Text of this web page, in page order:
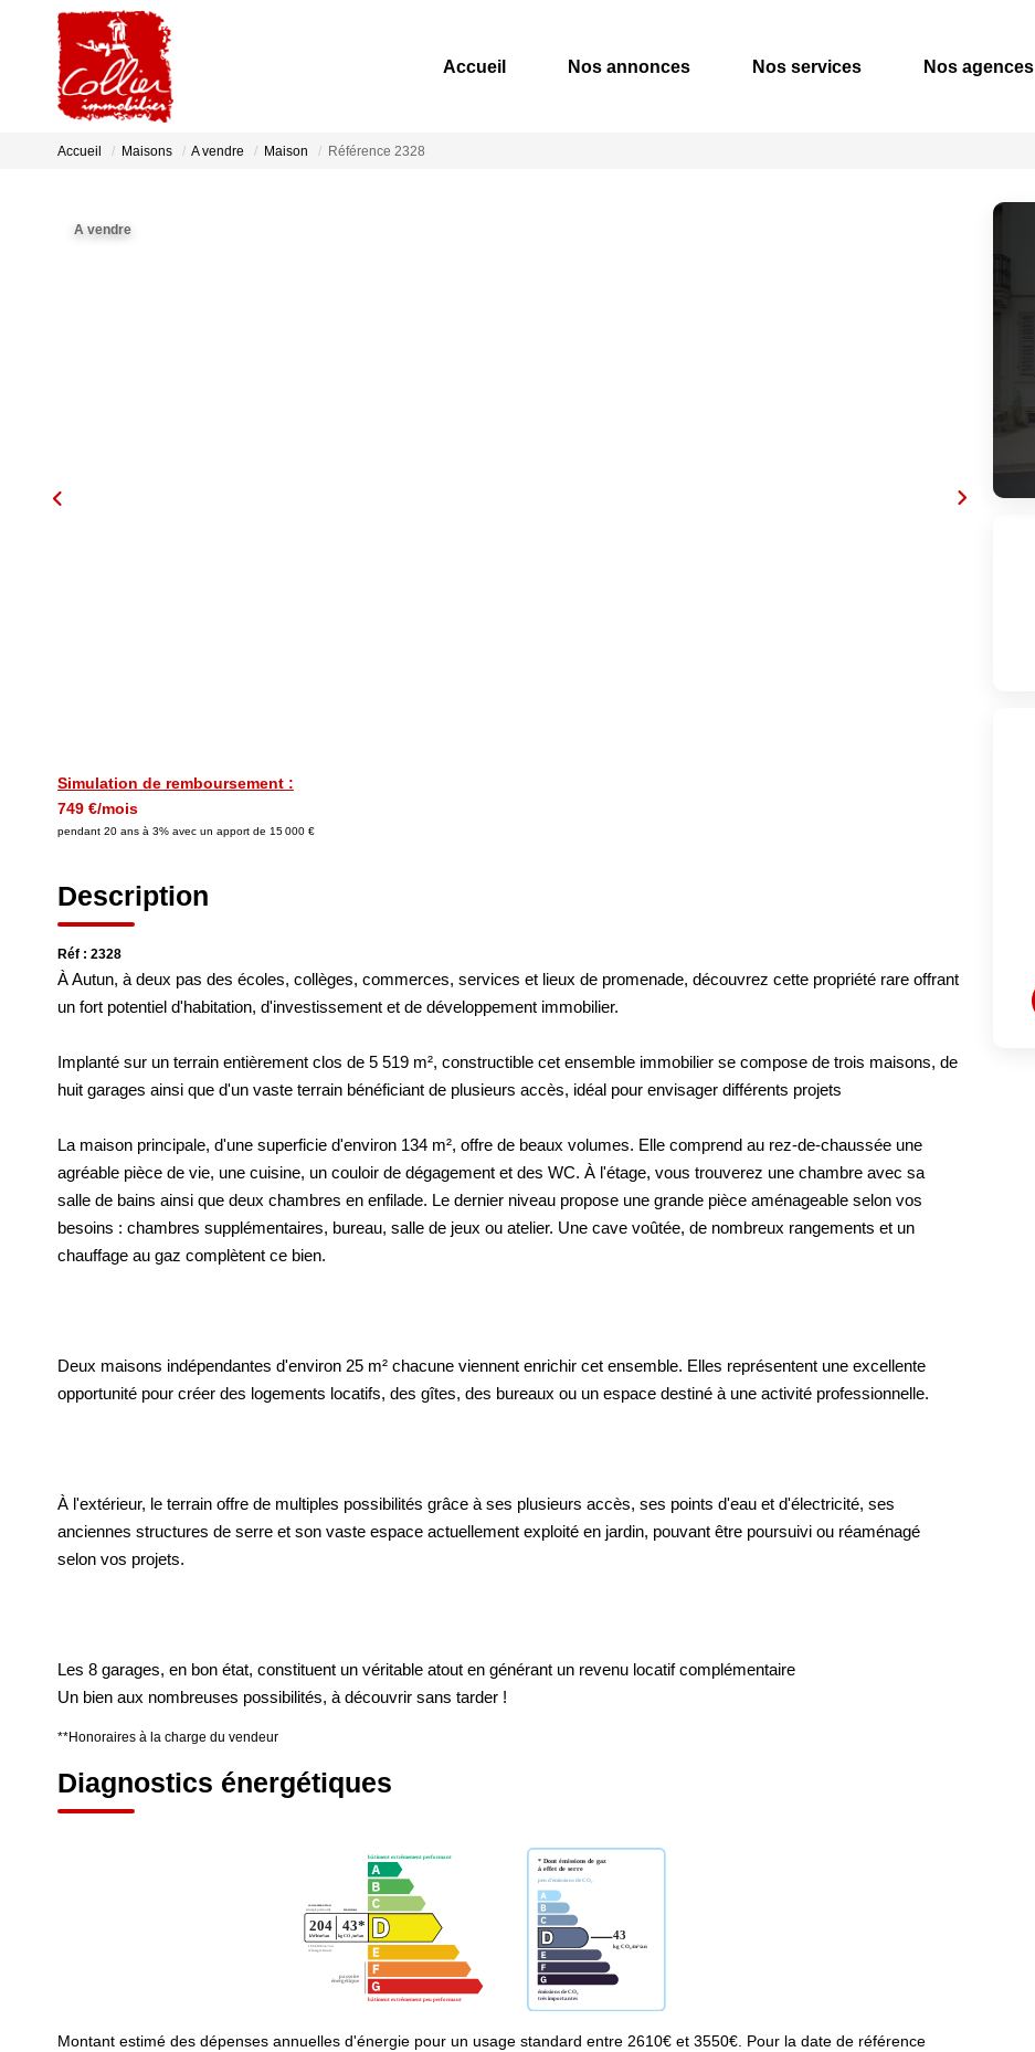
Accueil Nos annonces Nos services Nos agences
Accueil Maisons A vendre Maison Référence 2328
A vendre
Simulation de remboursement :
749 €/mois
pendant 20 ans à 3% avec un apport de 15 000 €
Description
Réf : 2328
À Autun, à deux pas des écoles, collèges, commerces, services et lieux de promenade, découvrez cette propriété rare offrant
un fort potentiel d'habitation, d'investissement et de développement immobilier.
Implanté sur un terrain entièrement clos de 5 519 m², constructible cet ensemble immobilier se compose de trois maisons, de
huit garages ainsi que d'un vaste terrain bénéficiant de plusieurs accès, idéal pour envisager différents projets
La maison principale, d'une superficie d'environ 134 m², offre de beaux volumes. Elle comprend au rez-de-chaussée une
agréable pièce de vie, une cuisine, un couloir de dégagement et des WC. À l'étage, vous trouverez une chambre avec sa
salle de bains ainsi que deux chambres en enfilade. Le dernier niveau propose une grande pièce aménageable selon vos
besoins : chambres supplémentaires, bureau, salle de jeux ou atelier. Une cave voûtée, de nombreux rangements et un
chauffage au gaz complètent ce bien.
Deux maisons indépendantes d'environ 25 m² chacune viennent enrichir cet ensemble. Elles représentent une excellente
opportunité pour créer des logements locatifs, des gîtes, des bureaux ou un espace destiné à une activité professionnelle.
À l'extérieur, le terrain offre de multiples possibilités grâce à ses plusieurs accès, ses points d'eau et d'électricité, ses
anciennes structures de serre et son vaste espace actuellement exploité en jardin, pouvant être poursuivi ou réaménagé
selon vos projets.
Les 8 garages, en bon état, constituent un véritable atout en générant un revenu locatif complémentaire
Un bien aux nombreuses possibilités, à découvrir sans tarder !
**Honoraires à la charge du vendeur
Diagnostics énergétiques
Montant estimé des dépenses annuelles d'énergie pour un usage standard entre 2610€ et 3550€. Pour la date de référence